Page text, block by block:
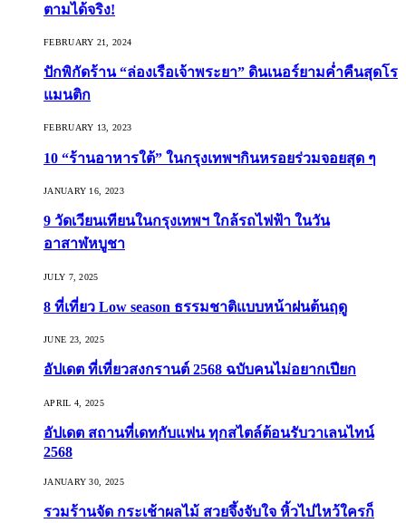
ตามได้จริง!
FEBRUARY 21, 2024
ปักพิกัดร้าน “ล่องเรือเจ้าพระยา” ดินเนอร์ยามค่ำคืนสุดโร
แมนติก
FEBRUARY 13, 2023
10 “ร้านอาหารใต้” ในกรุงเทพฯกินหรอยร่วมจอยสุด ๆ
JANUARY 16, 2023
9 วัดเวียนเทียนในกรุงเทพฯ ใกล้รถไฟฟ้า ในวัน
อาสาฬหบูชา
JULY 7, 2025
8 ที่เที่ยว Low season ธรรมชาติแบบหน้าฝนต้นฤดู️
JUNE 23, 2025
อัปเดต ที่เที่ยวสงกรานต์ 2568 ฉบับคนไม่อยากเปียก
APRIL 4, 2025
อัปเดต สถานที่เดทกับแฟน ทุกสไตล์ต้อนรับวาเลนไทน์
2568
JANUARY 30, 2025
รวมร้านจัด กระเช้าผลไม้ สวยจึ้งจับใจ หิ้วไปไหว้ใครก็